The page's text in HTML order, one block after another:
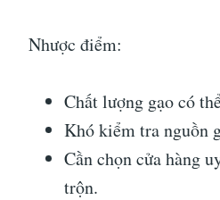
Nhược điểm:
Chất lượng gạo có
Khó kiểm tra nguồn
Cần chọn cửa hàng
trộn.